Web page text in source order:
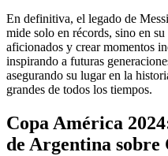
En definitiva, el legado de
mide solo en récords, sino en
aficionados y crear momentos
inspirando a futuras
asegurando su lugar en la
grandes de todos los tiempos.
Copa América
de Argentina sobre